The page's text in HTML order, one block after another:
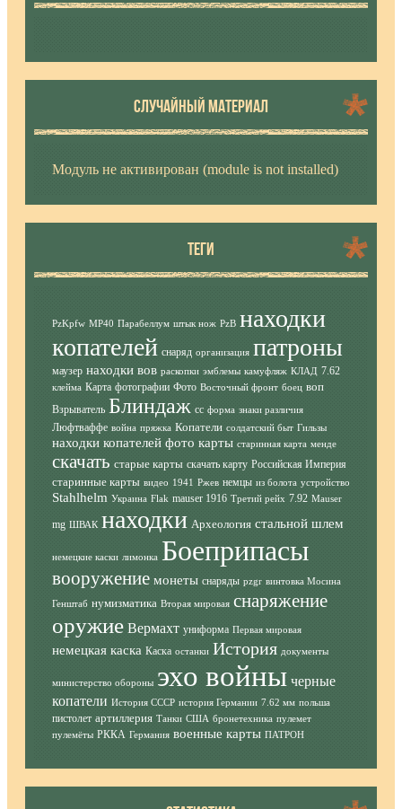
СЛУЧАЙНЫЙ МАТЕРИАЛ
Модуль не активирован (module is not installed)
ТЕГИ
PzKpfw MP40 Парабеллум штык нож PzB находки
копателей снаряд организация патроны
маузер находки вов раскопки эмблемы камуфляж КЛАД 7.62
клейма Карта фотографии Фото Восточный фронт боец воп
Взрыватель Блиндаж сс форма знаки различия
Люфтваффе война пряжка Копатели солдатский быт Гильзы
находки копателей фото карты старинная карта менде
скачать старые карты скачать карту Российская Империя
старинные карты видео 1941 Ржев немцы из болота устройство
Stahlhelm Украина Flak mauser 1916 Третий рейх 7.92 Mauser
mg ШВАК находки Археология стальной шлем
немецкие каски лимонка Боеприпасы
вооружение монеты снаряды pzgr винтовка Мосина
Генштаб нумизматика Вторая мировая снаряжение
оружие Вермахт униформа Первая мировая
немецкая каска Каска останки История документы
министерство обороны эхо войны черные
копатели История СССР история Германии 7.62 мм польша
пистолет артиллерия Танки США бронетехника пулемет
пулемёты РККА Германия военные карты ПАТРОН